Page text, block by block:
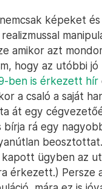
képeket
amikor azt
hogy az utóbbi jó
ben is érkezett hír
a csaló a saját
át egy
bírja rá egy
ügyben az
érkezett.) Persze